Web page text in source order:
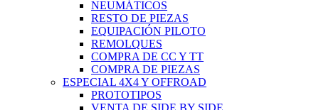
NEUMÁTICOS
RESTO DE PIEZAS
EQUIPACIÓN PILOTO
REMOLQUES
COMPRA DE CC Y TT
COMPRA DE PIEZAS
ESPECIAL 4X4 Y OFFROAD
PROTOTIPOS
VENTA DE SIDE BY SIDE